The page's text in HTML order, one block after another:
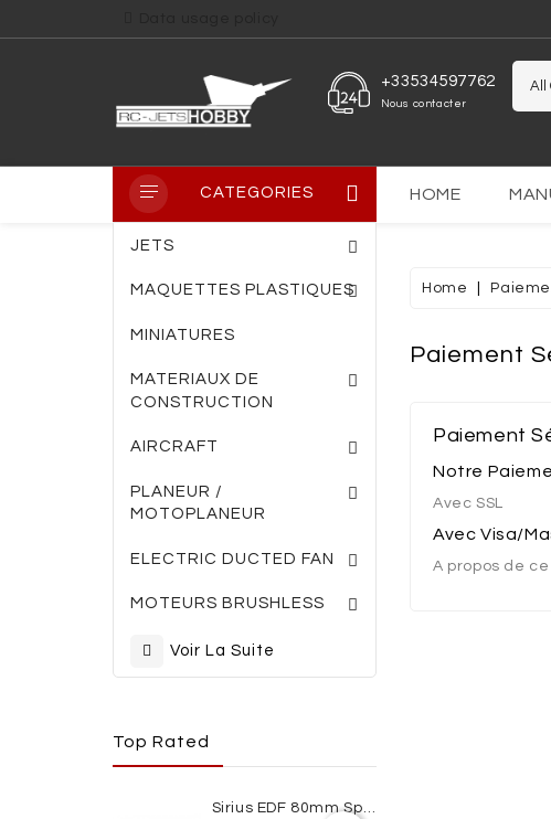
+33534597762
Nous contacter
HOME
CATEGORIES
JETS
MAQUETTES PLASTIQUES
MINIATURES
MATERIAUX DE
CONSTRUCTION
AIRCRAFT
PLANEUR /
MOTOPLANEUR
ELECTRIC DUCTED FAN
MOTEURS BRUSHLESS
Voir La Suite
Top Rated
Home
Paiement
Paiement
Notre
Avec SSL
Avec Visa/
A propos de